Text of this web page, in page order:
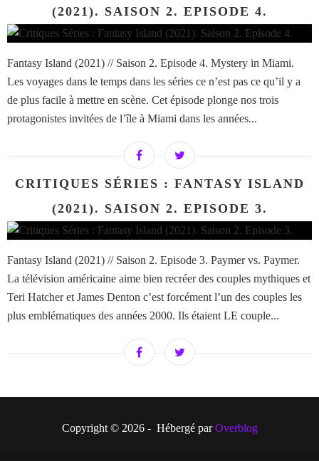
(2021). SAISON 2. EPISODE 4.
Fantasy Island (2021) // Saison 2. Episode 4. Mystery in Miami.
Les voyages dans le temps dans les séries ce n’est pas ce qu’il y a
de plus facile à mettre en scène. Cet épisode plonge nos trois
protagonistes invitées de l’île à Miami dans les années...
CRITIQUES SÉRIES : FANTASY ISLAND
(2021). SAISON 2. EPISODE 3.
Fantasy Island (2021) // Saison 2. Episode 3. Paymer vs. Paymer.
La télévision américaine aime bien recréer des couples mythiques et
Teri Hatcher et James Denton c’est forcément l’un des couples les
plus emblématiques des années 2000. Ils étaient LE couple...
Copyright © 2026 - Hébergé parOverblog